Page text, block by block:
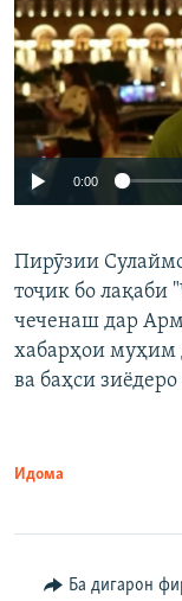
Auto
0:00
Пирӯзии
тоҷик бо лақаби
чеченаш дар
хабарҳои муҳим
ва баҳси зиёдеро
Идома
Ба дигарон